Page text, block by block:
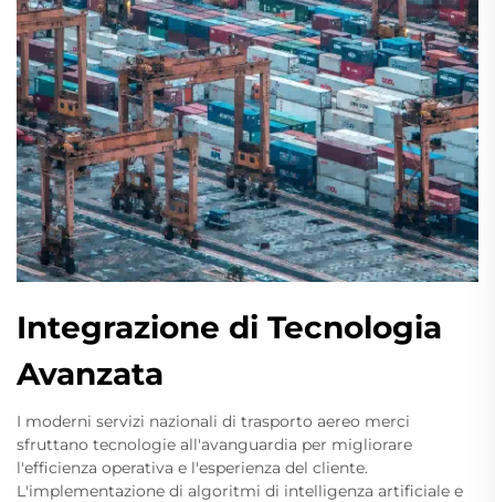
Integrazione di Tecnologia
Avanzata
I moderni servizi nazionali di trasporto aereo merci
sfruttano tecnologie all'avanguardia per migliorare
l'efficienza operativa e l'esperienza del cliente.
L'implementazione di algoritmi di intelligenza artificiale e